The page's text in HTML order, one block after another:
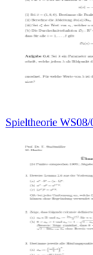
Spieltheorie